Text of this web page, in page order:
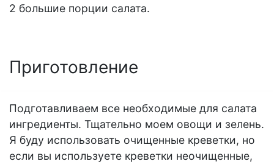
2 большие порции салата.
Приготовление
Подготавливаем все необходимые для салата
ингредиенты. Тщательно моем овощи и зелень.
Я буду использовать очищенные креветки, но
если вы используете креветки неочищенные,